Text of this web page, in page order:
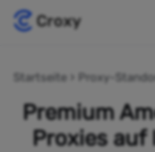
Startseite Proxy-
Premium
Proxies auf